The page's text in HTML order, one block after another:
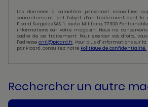
Les données à caractère personnel recueillies
consentement font l’objet d’un traitement dont le
Picard Surgelés SAS, 1, route Militaire, 77300
informations sur votre magasin. Nous ne
cadre de ce traitement. Pour exercer vos droits,
l’adressecnil@picard.fr. Pour plus d’informations sur
par Picard, consultez notre Politique de confidentialité.
Rechercher un autre